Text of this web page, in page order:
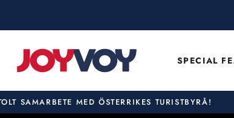
SPECIAL
SAMARBETE MED ÖSTERRIKES TURISTBYRÅ!